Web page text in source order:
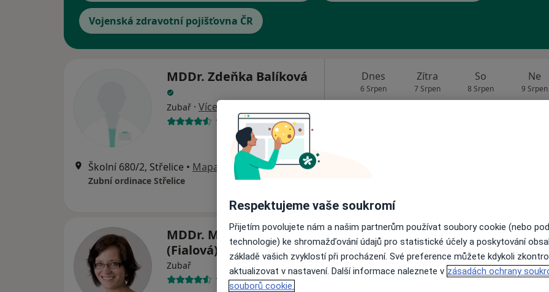
Vojenská zdravotní pojišťovna ČR
MDDr. Zdeňka Balíková
Zubař · Více
13 názorů
Školní 680/2, Střelice • Mapa
Zubní ordinace Střelice
Dnes
6 Srpen
Zítra
7 Srpen
So
8 Srpen
Ne
9 Srpen
MDDr. Marta Stehlíková
(Fialová)
Zubař
10 názorů
Dnes
6 Srpen
Zítra
7 Srpen
So
8 Srpen
Ne
9 Srpen
Respektujeme vaše soukromí
Přijetím povolujete nám a našim partnerům používat soubory cookie (nebo
technologie) ke shromažďování údajů pro statistické účely a poskytování
základě vašich zvyklostí při procházení. Své preference můžete kdykoli
aktualizovat v nastavení. Další informace naleznete v zásadách ochrany
souborů cookie.